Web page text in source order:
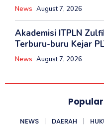
News August 7, 2026
Akademisi ITPLN
Terburu-buru Kejar
News August 7, 2026
NEWS DAERAH